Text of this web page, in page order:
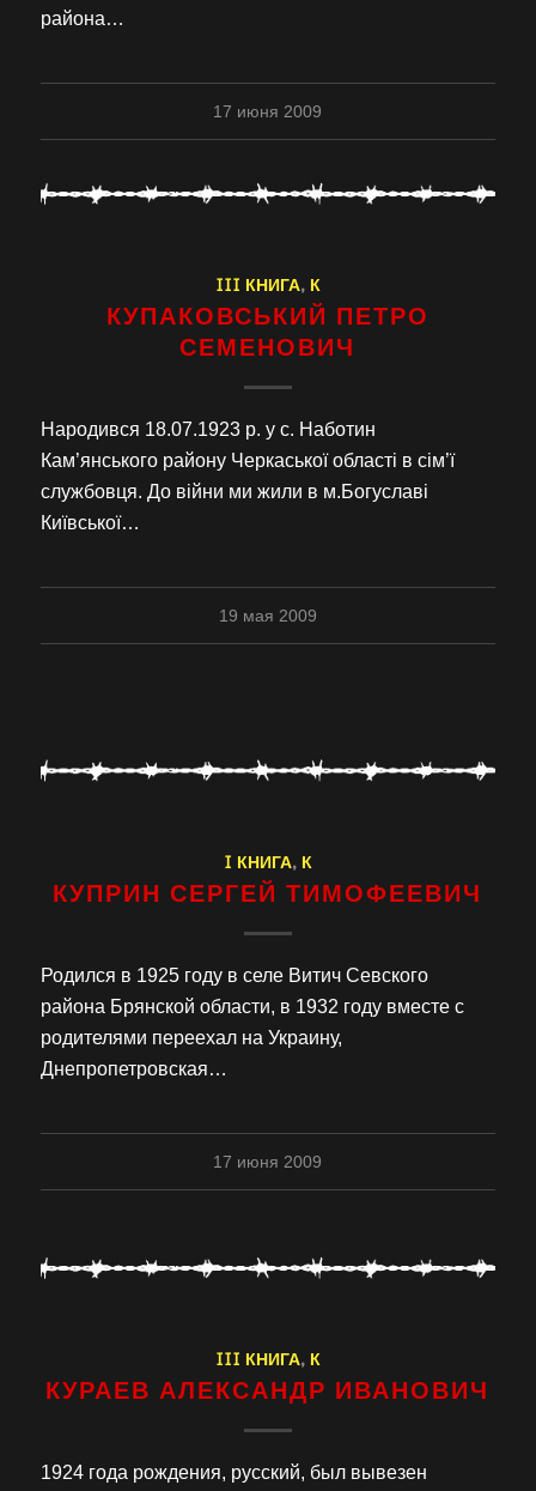
района…
17 июня 2009
III КНИГА, К
КУПАКОВСЬКИЙ ПЕТРО
СЕМЕНОВИЧ
Народився 18.07.1923 р. у с. Наботин
Кам’янського району Черкаської області в сім’ї
службовця. До війни ми жили в м.Богуславі
Київської…
19 мая 2009
I КНИГА, К
КУПРИН СЕРГЕЙ ТИМОФЕЕВИЧ
Родился в 1925 году в селе Витич Севского
района Брянской области, в 1932 году вместе с
родителями переехал на Украину,
Днепропетровская…
17 июня 2009
III КНИГА, К
КУРАЕВ АЛЕКСАНДР ИВАНОВИЧ
1924 года рождения, русский, был вывезен